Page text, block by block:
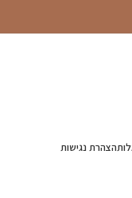
הצהרת נגישות